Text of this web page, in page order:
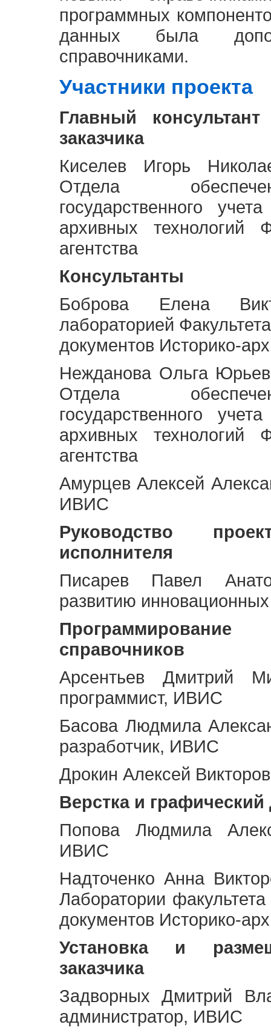
программных
данных была
справочниками.
Участники проекта
Главный
заказчика
Киселев Игорь
Отдела
государственного
архивных технологий
агентства
Консультанты
Боброва Елена
лабораторией
документов Историко-
Нежданова Ольга
Отдела
государственного
архивных технологий
агентства
Амурцев Алексей
ИВИС
Руководство
исполнителя
Писарев Павел
развитию
Программирование
справочников
Арсентьев Дмитрий
программист, ИВИС
Басова Людмила
разработчик, ИВИС
Дрокин Алексей
Верстка и графический
Попова Людмила
ИВИС
Надточенко Анна
Лаборатории
документов Историко-
Установка и
заказчика
Задворных Дмитрий
администратор, ИВИС